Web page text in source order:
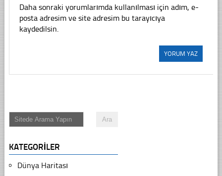
Daha sonraki yorumlarımda kullanılması için adım, e-
posta adresim ve site adresim bu tarayıcıya
kaydedilsin.
KATEGORILER
Dünya Haritası